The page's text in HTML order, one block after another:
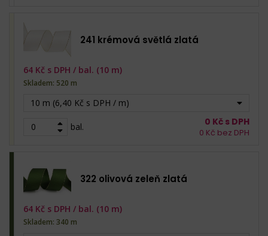
241 krémová světlá zlatá
10 m (6,40 Kč s DPH / m)
bal.
64 Kč s DPH / bal. (10 m)
Skladem: 520 m
0 Kč s DPH
0 Kč bez DPH
322 olivová zeleň zlatá
64 Kč s DPH / bal. (10 m)
Skladem: 340 m